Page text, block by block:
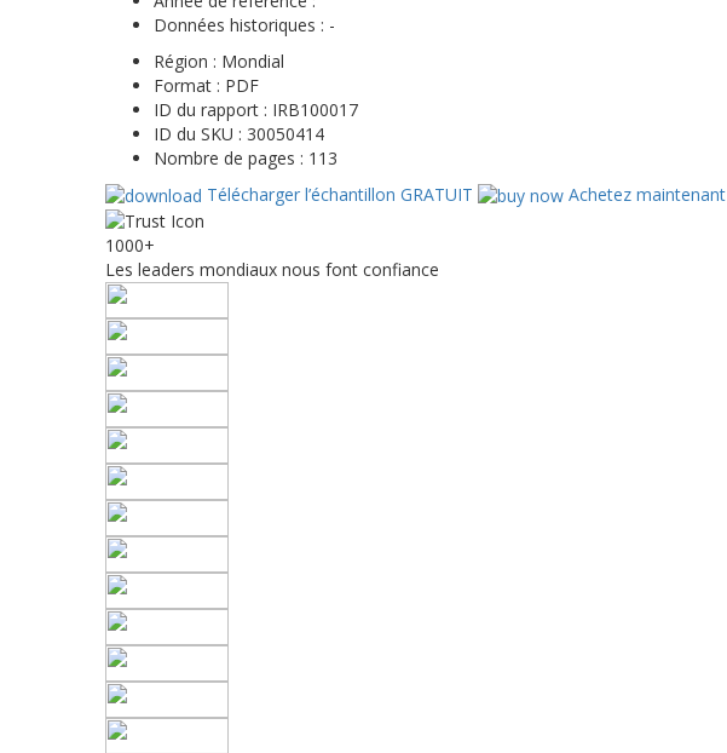
Données historiques : -
Région : Mondial
Format : PDF
ID du rapport : IRB100017
ID du SKU : 30050414
Nombre de pages : 113
Télécharger l’échantillon GRATUIT
Achetez maintenant
1000+
Les leaders mondiaux nous font confiance